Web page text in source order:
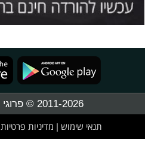
2011-2026 © פרוגי תקשורת בע"מ
תנאי שימוש מדיניות פרטיות